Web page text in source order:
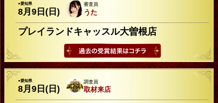
●愛知県
8月9日(日)
審査員
うた
プレイランドキャッスル大曽根店
●愛知県
8月9日(日)
調査員
取材来店